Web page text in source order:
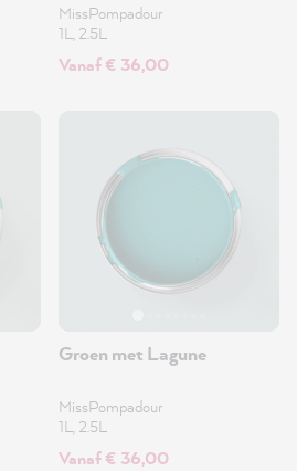
MissPompadour
1L, 2.5L
Vanaf € 36,00
Groen met Lagune
MissPompadour
1L, 2.5L
Vanaf € 36,00